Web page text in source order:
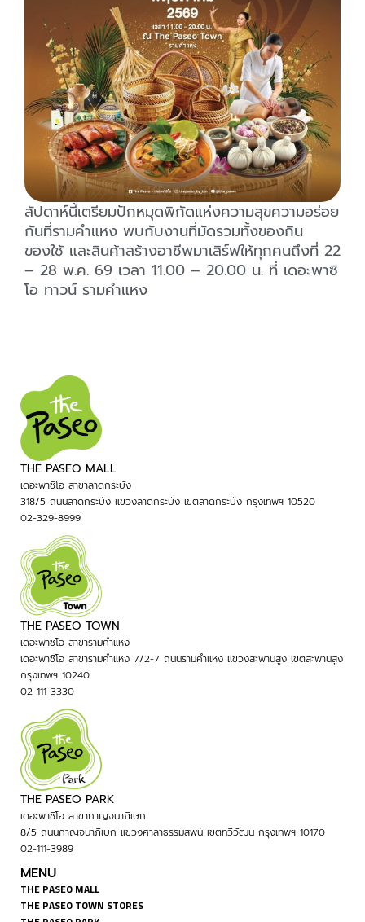
สัปดาห์นี้เตรียมปักหมุดพิกัดแห่งความสุขความอร่อย
กันที่รามคำแหง พบกับงานที่มัดรวมทั้งของกิน
ของใช้ และสินค้าสร้างอาชีพมาเสิร์ฟให้ทุกคนถึงที่ 22
– 28 พ.ค. 69 เวลา 11.00 – 20.00 น. ที่ เดอะพาซิ
โอ ทาวน์ รามคำแหง
THE PASEO MALL
เดอะพาซิโอ สาขาลาดกระบัง
318/5 ถนนลาดกระบัง แขวงลาดกระบัง เขตลาดกระบัง กรุงเทพฯ 10520
02-329-8999
THE PASEO TOWN
เดอะพาซิโอ สาขารามคำแหง
เดอะพาซิโอ สาขารามคำแหง 7/2-7 ถนนรามคำแหง แขวงสะพานสูง เขตสะพานสูง
กรุงเทพฯ 10240
02-111-3330
THE PASEO PARK
เดอะพาซิโอ สาขากาญจนาภิเษก
8/5 ถนนกาญจนาภิเษก แขวงศาลาธรรมสพน์ เขตทวีวัฒน กรุงเทพฯ 10170
02-111-3989
MENU
THE PASEO MALL
THE PASEO TOWN STORES